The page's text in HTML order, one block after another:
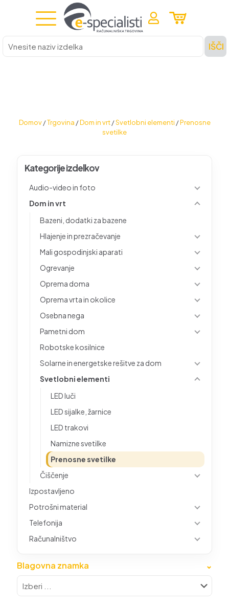
Vnesite
naziv
izdelka
IŠČI
Domov /Trgovina /Dom in vrt /Svetlobni elementi /Prenosne
svetilke
Kategorije izdelkov
Audio-video in foto
Dom in vrt
Bazeni, dodatki za bazene
Hlajenje in prezračevanje
Mali gospodinjski aparati
Ogrevanje
Oprema doma
Oprema vrta in okolice
Osebna nega
Pametni dom
Robotske kosilnice
Solarne in energetske rešitve za dom
Svetlobni elementi
LED luči
LED sijalke, žarnice
LED trakovi
Namizne svetilke
Prenosne svetilke
Čiščenje
Izpostavljeno
Potrošni material
Telefonija
Računalništvo
Blagovna znamka ⌄